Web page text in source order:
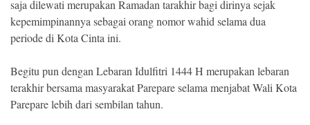
saja dilewati merupakan Ramadan tarakhir bagi dirinya sejak
kepemimpinannya sebagai orang nomor wahid selama dua
periode di Kota Cinta ini.
Begitu pun dengan Lebaran Idulfitri 1444 H merupakan lebaran
terakhir bersama masyarakat Parepare selama menjabat Wali Kota
Parepare lebih dari sembilan tahun.